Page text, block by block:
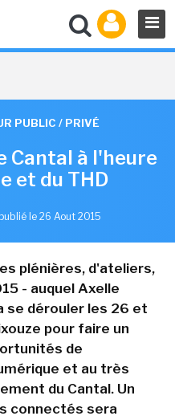
PUBLIC / PRIVÉ
Cantal à l'heure
et du THD
publié le 26 Aout 2015
plénières, d'ateliers,
- auquel Axelle
se dérouler les 26 et
pour faire un
de
et au très
du Cantal. Un
connectés sera